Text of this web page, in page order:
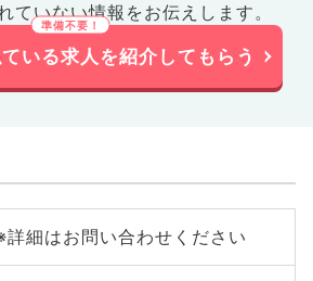
ていない情報をお伝えします。
いる求人を紹介してもらう
詳細はお問い合わせください